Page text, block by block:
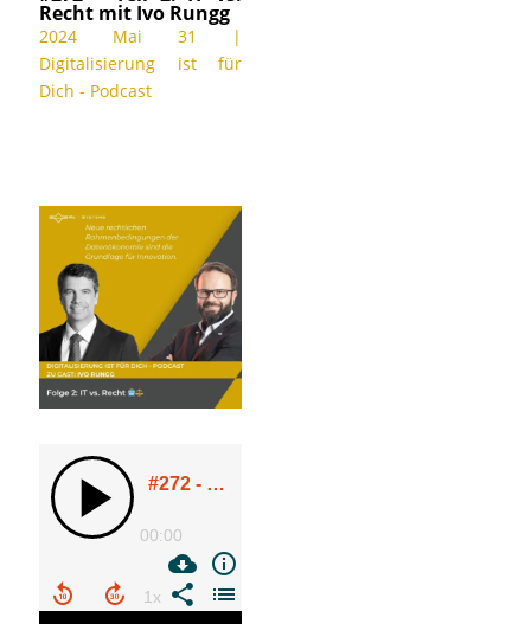
Recht mit Ivo Rungg
2024 Mai 31
|
Digitalisierung ist für
Dich - Podcast